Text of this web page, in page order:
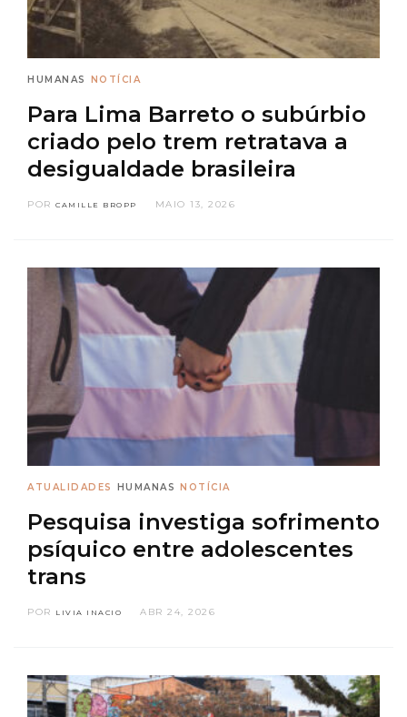
HUMANAS NOTÍCIA
Para Lima Barreto o subúrbio
criado pelo trem retratava a
desigualdade brasileira
POR CAMILLE BROPP MAIO 13, 2026
ATUALIDADES HUMANAS NOTÍCIA
Pesquisa investiga sofrimento
psíquico entre adolescentes
trans
POR LIVIA INACIO ABR 24, 2026